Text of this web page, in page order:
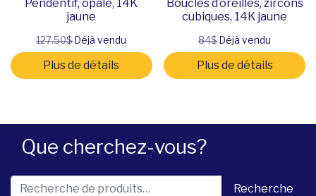
Que cherchez-vous?
Recherche pour : Recherche
Pendentif, opale, 14K
jaune
127.50$Déjà vendu
Plus de détails
Boucles d’oreilles, zircons
cubiques, 14K jaune
84$Déjà vendu
Plus de détails